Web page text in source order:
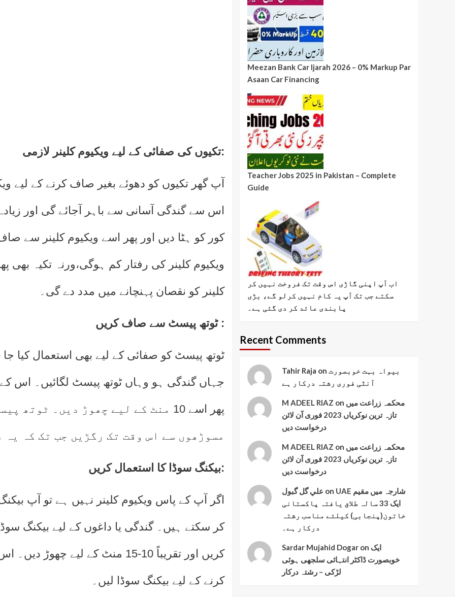
تکیوں کی صفائی کے لیے ویکیوم کلینر لازمی:
آپ گھر تکیوں کو دھوئے بغیر صاف کرنے کے لیے
اس سے گندگی آسانی سے باہر آجائے گی اور
کور کو ہٹا دیں اور پھر اسے ویکیوم کلینر سے
ویکیوم کلینر کی رفتار کم ہوگی،ورنہ تکیہ
کلینر کو نقصان پہنچانے میں مدد دے گی۔
ٹوتھ پیسٹ سے صاف کریں :
ٹوتھ پیسٹ کو صفائی کے لیے بھی استعمال کیا
جہاں گندگی ہو وہاں ٹوتھ پیسٹ لگائیں۔ اس
پھر اسے 10 منٹ کے لیے چھوڑ دیں۔
مسوڑھوں سے اس وقت تک رگڑیں جب تک کہ یہ
بیکنگ سوڈا کا استعمال کریں:
اگر آپ کے پاس ویکیوم کلینر نہیں ہے تو آپ
کر سکتے ہیں۔ گندگی یا داغوں کے لیے بیکنگ
کریں اور تقریباً 10-15 منٹ کے لیے
کرنے کے لیے بیکنگ سوڈا لیں۔
Meezan Bank Car Ijarah 2026 – 0% Markup Par
Asaan Car Financing
Teacher Jobs 2025 in Pakistan – Complete
Guide
اب آپ اپنی گاڑی اس وقت تک فروخت نہیں کر
سکتے جب تک آپ یہ کام نہیں کرلو گے، بڑی
پابندی عائد کر دی گئی ہے۔
Recent Comments
Tahir Raja on بیواہ بہت خوبصورت
آنٹی فوری رشتہ درکار ہے
M ADEEL RIAZ on محکمہ زراعت میں
تازہ ترین نوکریاں 2023 فوری آن لائن
درخواست دیں
M ADEEL RIAZ on محکمہ زراعت میں
تازہ ترین نوکریاں 2023 فوری آن لائن
درخواست دیں
علي گل گبول on UAE شارجہ میں مقیم
ایک 33 سالہ طلاق یافتہ پاکستانی
خاتون(پنجابی) کیلئے مناسب رشتہ
درکار ہے۔
Sardar Mujahid Dogaron ایک
خوبصورت ڈاکٹر انتہائی سلجھی ہوئی
لڑکی – رشتہ درکار